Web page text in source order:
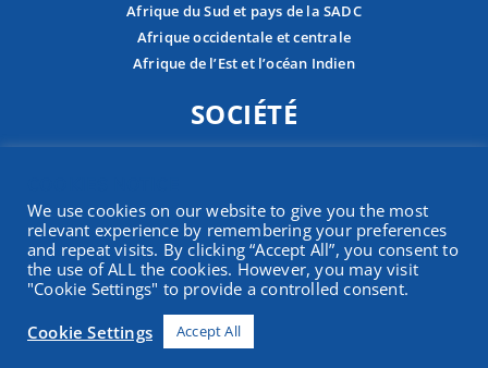
Afrique du Sud et pays de la SADC
Afrique occidentale et centrale
Afrique de l’Est et l’océan Indien
SOCIÉTÉ
Contactez-nous
Présence
Conditions générales | Privacy Policy
Notification|
We use cookies on our website to give you the most
relevant experience by remembering your preferences
and repeat visits. By clicking “Accept All”, you consent to
the use of ALL the cookies. However, you may visit
"Cookie Settings" to provide a controlled consent.
Cookie Settings
Accept All